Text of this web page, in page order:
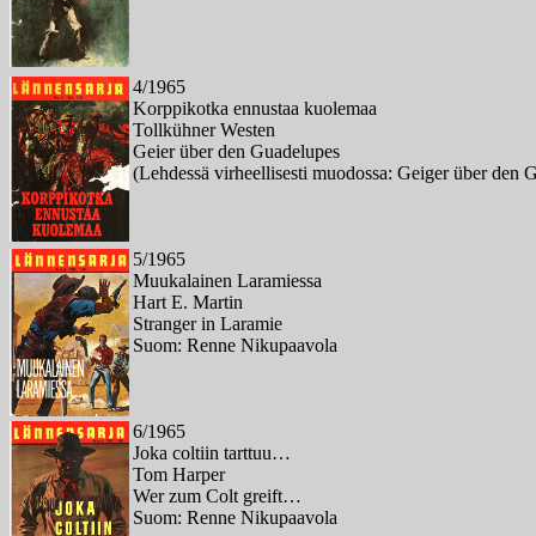
4/1965
Korppikotka ennustaa kuolemaa
Tollkühner Westen
Geier über den Guadelupes
(Lehdessä virheellisesti muodossa: Geiger über den
5/1965
Muukalainen Laramiessa
Hart E. Martin
Stranger in Laramie
Suom: Renne Nikupaavola
6/1965
Joka coltiin tarttuu…
Tom Harper
Wer zum Colt greift…
Suom: Renne Nikupaavola